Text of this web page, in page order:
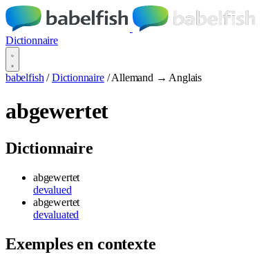
Dictionnaire
babelfish / Dictionnaire / Allemand → Anglais
abgewertet
Dictionnaire
abgewertet
devalued
abgewertet
devaluated
Exemples en contexte